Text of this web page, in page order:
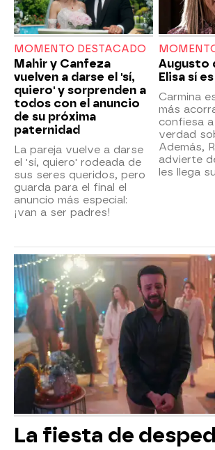
MOMENTO DESTACADO
Mahir y Canfeza
vuelven a darse el 'sí,
quiero' y sorprenden a
todos con el anuncio
de su próxima
paternidad
La pareja vuelve a darse
el 'sí, quiero' rodeada de
sus seres queridos, pero
guarda para el final el
anuncio más especial:
¡van a ser padres!
Augusto
Elisa sí
Carmina
más
confiesa
verdad
Además,
advierte
les llega
La fiesta de